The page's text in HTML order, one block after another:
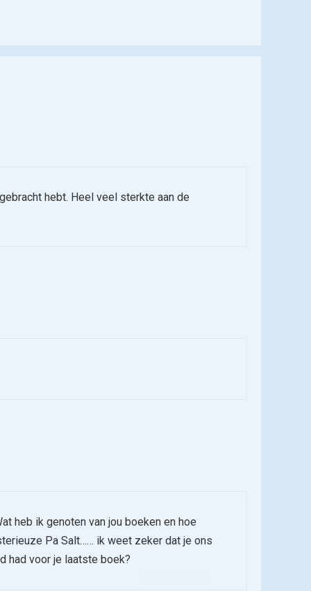
hebt. Heel veel sterkte aan de
heb ik genoten van jou boeken en hoe
Pa Salt…… ik weet zeker dat je ons
had voor je laatste boek?